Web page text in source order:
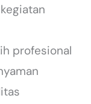
profesional